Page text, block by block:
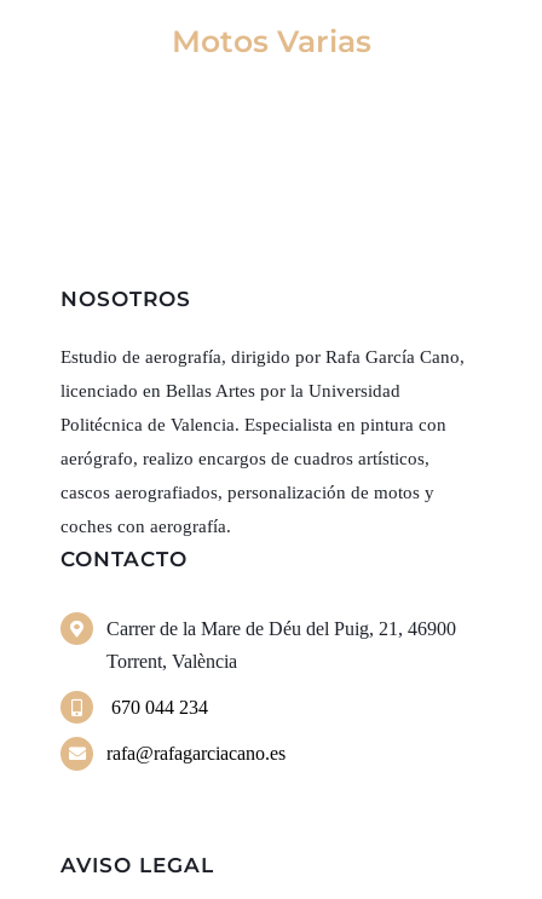
Motos Varias
NOSOTROS
Estudio de aerografía, dirigido por Rafa García Cano,
licenciado en Bellas Artes por la Universidad
Politécnica de Valencia. Especialista en pintura con
aerógrafo, realizo encargos de cuadros artísticos,
cascos aerografiados, personalización de motos y
coches con aerografía.
CONTACTO
Carrer de la Mare de Déu del Puig, 21, 46900
Torrent, València
670 044 234
rafa@rafagarciacano.es
AVISO LEGAL